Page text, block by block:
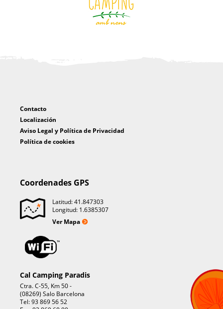
Contacto
Localización
Aviso Legal y Política de Privacidad
Política de cookies
Coordenades GPS
Latitud: 41.847303
Longitud: 1.6385307
Ver Mapa
Cal Camping Paradis
Ctra. C-55, Km 50 -
(08269) Salo Barcelona
Tel: 93 869 56 52